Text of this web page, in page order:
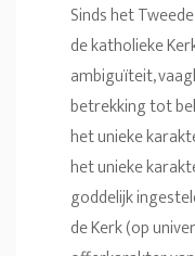
Sinds het
de katholieke
ambiguïteit,
betrekking tot
het unieke
het unieke
goddelijk
de Kerk (op